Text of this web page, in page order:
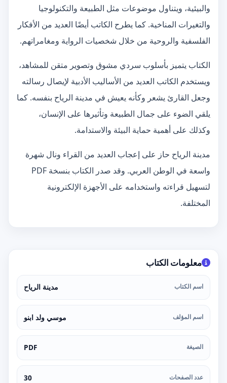
والبيئية، ويتناول موضوعات مثل الطبيعة والتكنولوجيا
والتغيرات المناخية. كما يطرح الكاتب أيضًا العديد من الأفكار
الفلسفية والروحية من خلال شخصيات الرواية ومغامراتهم.
الكتاب يتميز بأسلوب سردي مشوق وتصوير متقن للمشاهد،
ويستخدم الكاتب العديد من الأساليب الأدبية لإيصال رسالته
وجعل القارئ يشعر وكأنه يعيش في مدينة الرياح بنفسه. كما
يلقي الضوء على جمال الطبيعة وتأثيرها على الإنسان،
وكذلك على أهمية حماية البيئة والاستدامة.
مدينة الرياح حاز على إعجاب العديد من القراء ونال شهرة
واسعة في الوطن العربي. وقد صدر الكتاب بنسخة PDF
لتسهيل قراءته واستخدامه على الأجهزة الإلكترونية
المختلفة.
معلومات الكتاب
اسم الكتاب مدينة الرياح
اسم المؤلف موسي ولد ابنو
الصيغة PDF
عدد الصفحات 30